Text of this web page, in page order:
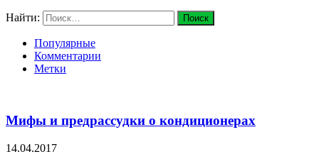
Найти:
Популярные
Комментарии
Метки
Мифы и предрассудки о кондиционерах
14.04.2017